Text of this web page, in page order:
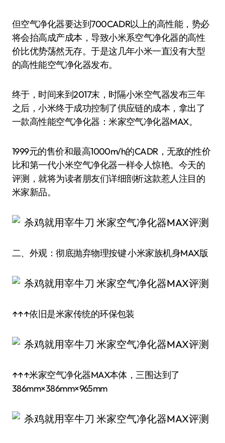
但空气净化器要达到700CADR以上的高性能，势必
将会抬高成产成本，导致小米系空气净化器的高性
价比优势荡然无存。于是这几年小米一直没有大型
的高性能空气净化器发布。
终于，时间来到2017末，时隔小米空气器发布三年
之后，小米终于成功控制了供应链的成本，拿出了
一款高性能空气净化器：米家空气净化器MAX。
1999元的售价和最高1000m/h的CADR，无敌的性价
比和第一代小米空气净化器一样令人惊艳。今天的
评测，就将为读者朋友们详细剖析这款惹人注目的
米家新品。
二、外观：彻底抛弃物理按键 小米家族机身MAX版
↑↑↑依旧是米家传统的环保包装
↑↑↑米家空气净化器MAX本体，三围达到了
386mm×386mm×965mm